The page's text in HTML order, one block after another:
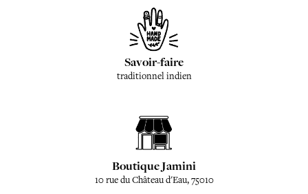
Savoir-faire
traditionnel indien
Boutique Jamini
10 rue du Château d'Eau, 75010